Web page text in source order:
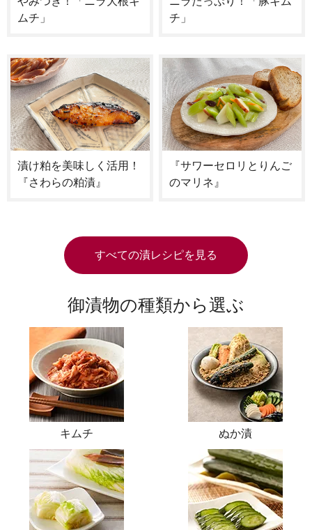
ムチ」
チ」
漬け粕を美味しく活用！
『さわらの粕漬』
『サワーセロリとりんご
のマリネ』
すべての漬レシピを見る
御漬物の種類から選ぶ
キムチ ぬか漬